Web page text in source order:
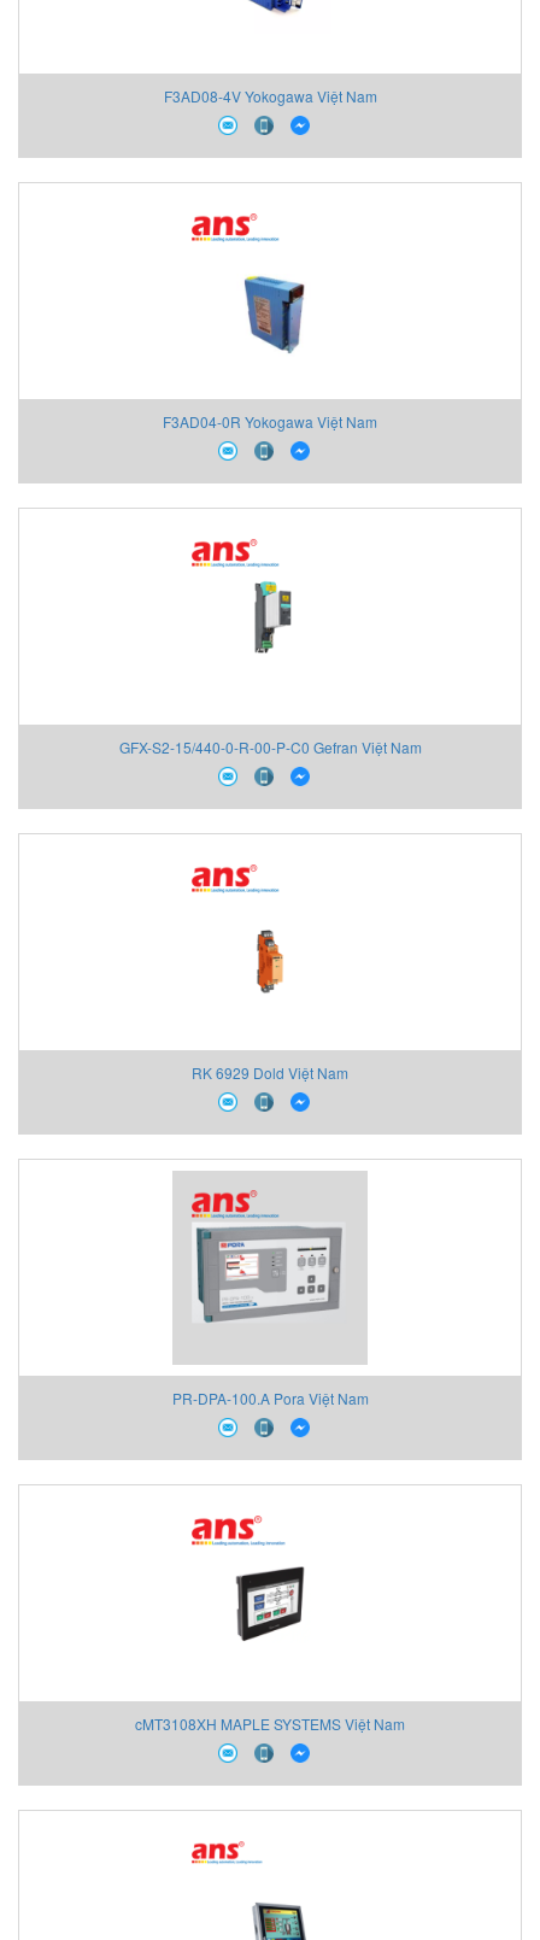
F3AD08-4V Yokogawa Việt Nam
F3AD04-0R Yokogawa Việt Nam
GFX-S2-15/440-0-R-00-P-C0 Gefran Việt Nam
RK 6929 Dold Việt Nam
PR-DPA-100.A Pora Việt Nam
cMT3108XH MAPLE SYSTEMS Việt Nam